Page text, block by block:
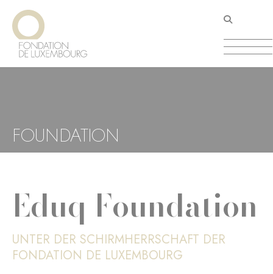
Direkt
zum
Inhalt
FOUNDATION
Eduq Foundation
UNTER DER SCHIRMHERRSCHAFT DER
FONDATION DE LUXEMBOURG
Cookie-Einstellungen